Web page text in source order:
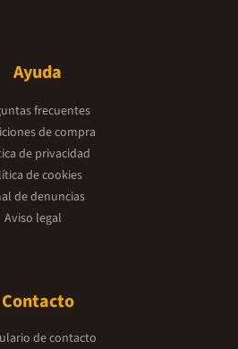
Ayuda
frecuentes
de compra
de privacidad
de cookies
de denuncias
Aviso legal
Contacto
de contacto